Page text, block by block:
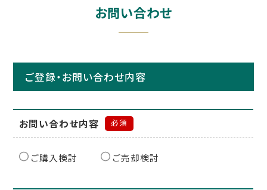
お問い合わせ
ご登録・お問い合わせ内容
お問い合わせ内容 必須
ご購入検討 ご売却検討